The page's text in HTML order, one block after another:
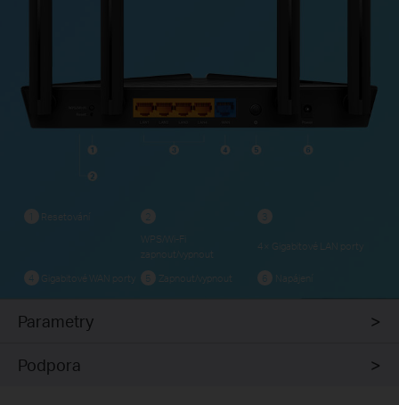
Resetování
2
WPS/Wi-Fi
zapnout/vypnout
3
4× Gigabitové LAN porty
4 Gigabitové WAN porty 5 Zapnout/vypnout 6 Napájení
Parametry
Podpora